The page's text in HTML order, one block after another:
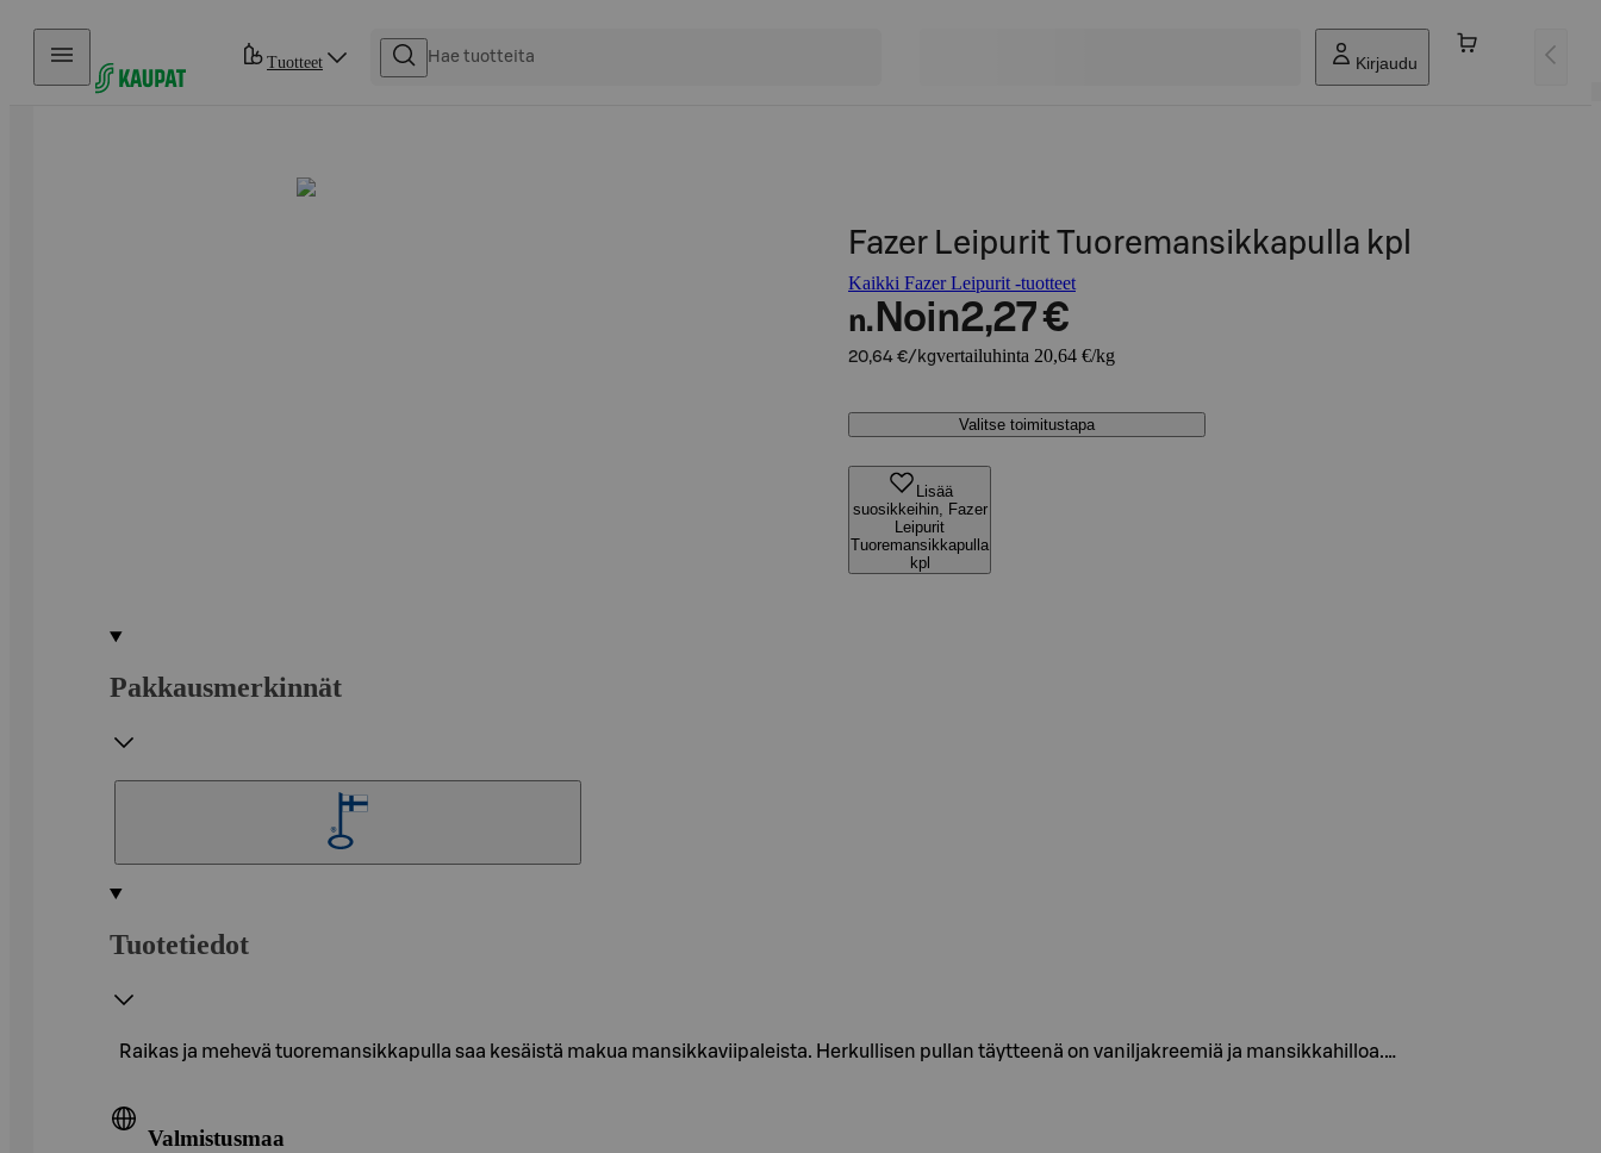
Hyppää sisältöön
Tuotteet Kirjaudu
Fazer Leipurit Tuoremansikkapulla kpl
Kaikki Fazer Leipurit -tuotteet
n. Noin2,27 €
20,64 €/kgvertailuhinta 20,64 €/kg
Valitse toimitustapa
Lisää
suosikkeihin, Fazer
Leipurit
Tuoremansikkapulla
kpl
Pakkausmerkinnät
Tuotetiedot
Raikas ja mehevä tuoremansikkapulla saa kesäistä makua mansikkaviipaleista. Herkullisen pullan täytteenä on vaniljakreemiä ja mansikkahilloa.…
Valmistusmaa